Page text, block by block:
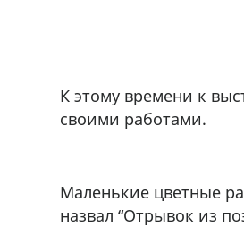
К этому времени к
своими работами.
Маленькие цветные
назвал “Отрывок из